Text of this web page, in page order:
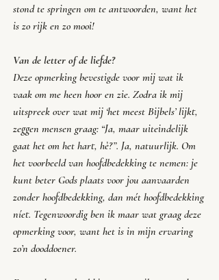
stond te springen om te antwoorden, want het
is zo rijk en zo mooi!
Van de letter of de liefde?
Deze opmerking bevestigde voor mij wat ik
vaak om me heen hoor en zie. Zodra ik mij
uitspreek over wat mij ‘het meest Bijbels’ lijkt,
zeggen mensen graag: “Ja, maar uiteindelijk
gaat het om het hart, hè?”. Ja, natuurlijk. Om
het voorbeeld van hoofdbedekking te nemen: je
kunt beter Gods plaats voor jou aanvaarden
zonder hoofdbedekking, dan mét hoofdbedekking
níet. Tegenwoordig ben ik maar wat graag deze
opmerking voor, want het is in mijn ervaring
zo’n dooddoener.